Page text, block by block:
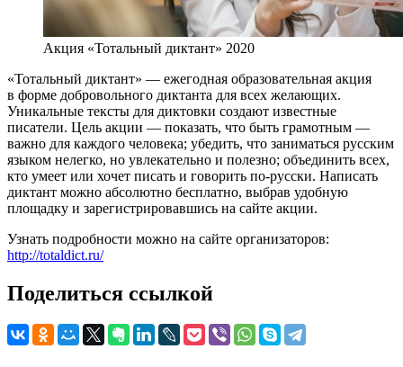
Акция «Тотальный диктант» 2020
«Тотальный диктант» — ежегодная образовательная акция
в форме добровольного диктанта для всех желающих.
Уникальные тексты для диктовки создают известные
писатели. Цель акции — показать, что быть грамотным —
важно для каждого человека; убедить, что заниматься русским
языком нелегко, но увлекательно и полезно; объединить всех,
кто умеет или хочет писать и говорить по-русски. Написать
диктант можно абсолютно бесплатно, выбрав удобную
площадку и зарегистрировавшись на сайте акции.
Узнать подробности можно на сайте организаторов:
http://totaldict.ru/
Поделиться ссылкой